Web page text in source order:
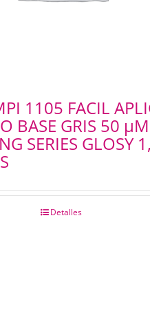
1105 FACIL
BASE GRIS 50 µM
SERIES GLOSY
Detalles